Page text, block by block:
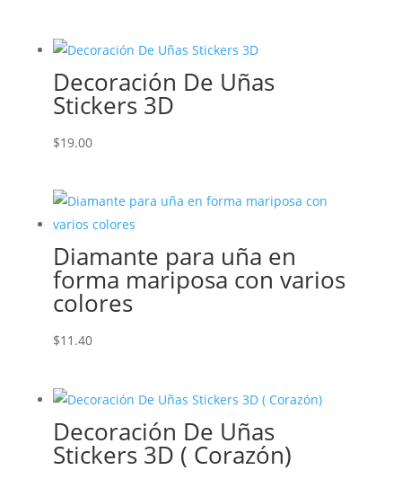
desde
$1.85
hasta
Decoración De Uñas
Stickers 3D
$19.00
Diamante para uña en
forma mariposa con varios
colores
$11.40
Decoración De Uñas
Stickers 3D ( Corazón)